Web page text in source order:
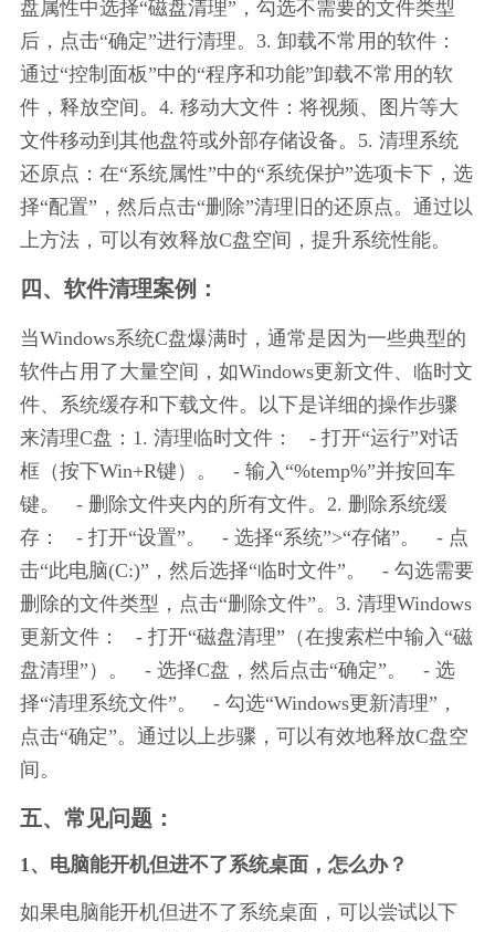
盘属性中选择“磁盘清理”，勾选不需要的文件类型
后，点击“确定”进行清理。3. 卸载不常用的软件：
通过“控制面板”中的“程序和功能”卸载不常用的软
件，释放空间。4. 移动大文件：将视频、图片等大
文件移动到其他盘符或外部存储设备。5. 清理系统
还原点：在“系统属性”中的“系统保护”选项卡下，选
择“配置”，然后点击“删除”清理旧的还原点。通过以
上方法，可以有效释放C盘空间，提升系统性能。
四、软件清理案例：
当Windows系统C盘爆满时，通常是因为一些典型的
软件占用了大量空间，如Windows更新文件、临时文
件、系统缓存和下载文件。以下是详细的操作步骤
来清理C盘：1. 清理临时文件：   - 打开“运行”对话
框（按下Win+R键）。   - 输入“%temp%”并按回车
键。   - 删除文件夹内的所有文件。2. 删除系统缓
存：   - 打开“设置”。   - 选择“系统”>“存储”。   - 点
击“此电脑(C:)”，然后选择“临时文件”。   - 勾选需要
删除的文件类型，点击“删除文件”。3. 清理Windows
更新文件：   - 打开“磁盘清理”（在搜索栏中输入“磁
盘清理”）。   - 选择C盘，然后点击“确定”。   - 选
择“清理系统文件”。   - 勾选“Windows更新清理”，
点击“确定”。通过以上步骤，可以有效地释放C盘空
间。
五、常见问题：
1、电脑能开机但进不了系统桌面，怎么办？
如果电脑能开机但进不了系统桌面，可以尝试以下